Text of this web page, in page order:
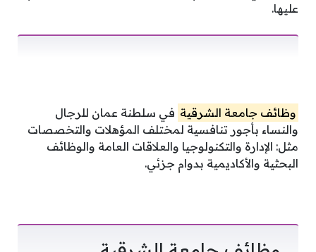
عليها.
وظائف جامعة الشرقية في سلطنة عمان للرجال
والنساء بأجور تنافسية لمختلف المؤهلات والتخصصات
مثل: الإدارة والتكنولوجيا والعلاقات العامة والوظائف
البحثية والأكاديمية بدوام جزئي.